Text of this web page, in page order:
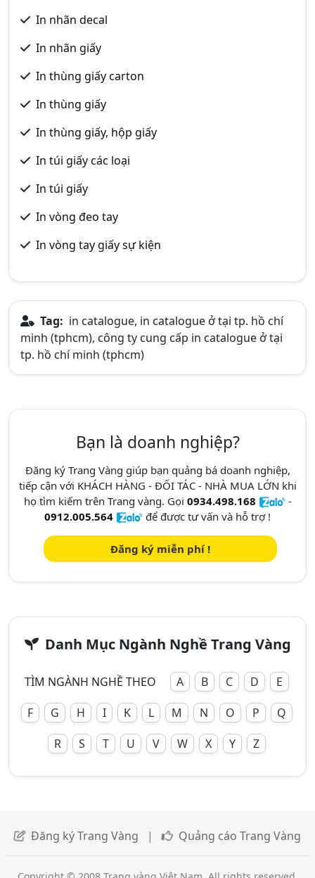
In nhãn decal
In nhãn giấy
In thùng giấy carton
In thùng giấy
In thùng giấy, hộp giấy
In túi giấy các loại
In túi giấy
In vòng đeo tay
In vòng tay giấy sự kiện
Tag: in catalogue, in catalogue ở tại tp. hồ chí
minh (tphcm), công ty cung cấp in catalogue ở tại
tp. hồ chí minh (tphcm)
Bạn là doanh nghiệp?
Đăng ký Trang Vàng giúp bạn quảng bá doanh nghiệp,
tiếp cận với KHÁCH HÀNG - ĐỐI TÁC - NHÀ MUA LỚN khi
họ tìm kiếm trên Trang vàng. Gọi 0934.498.168
-
0912.005.564
để được tư vấn và hỗ trợ !
Đăng ký miễn phí !
Danh Mục Ngành Nghề Trang Vàng
TÌM NGÀNH NGHỀ THEO A B C D
E
F
G H I K L M N O P
Q
R
S T U V W X Y Z
Đăng ký Trang Vàng | Quảng cáo Trang Vàng